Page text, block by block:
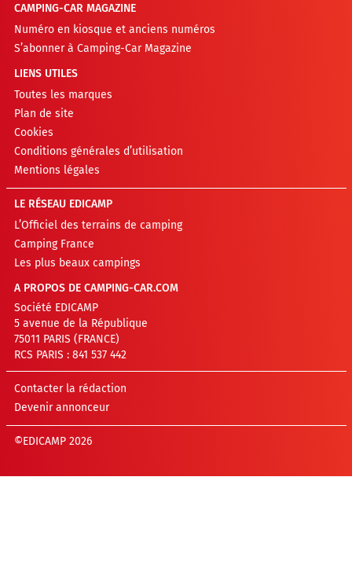
CAMPING-CAR MAGAZINE
Numéro en kiosque et anciens numéros
S’abonner à Camping-Car Magazine
LIENS UTILES
Toutes les marques
Plan de site
Cookies
Conditions générales d’utilisation
Mentions légales
LE RÉSEAU EDICAMP
L’Officiel des terrains de camping
Camping France
Les plus beaux campings
A PROPOS DE CAMPING-CAR.COM
Société EDICAMP
5 avenue de la République
75011 PARIS (FRANCE)
RCS PARIS : 841 537 442
Contacter la rédaction
Devenir annonceur
©EDICAMP 2026